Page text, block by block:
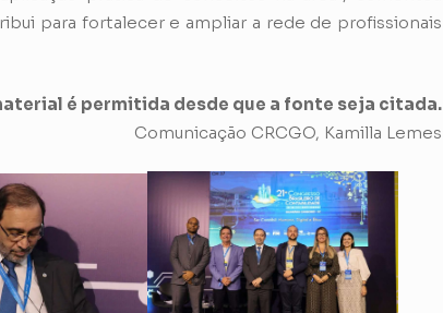
para fortalecer e ampliar a rede de profissionais
é permitida desde que a fonte seja citada.
Comunicação CRCGO, Kamilla Lemes